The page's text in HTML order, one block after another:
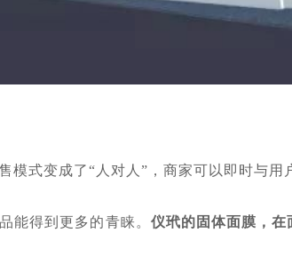
模式变成了“人对人”，商家可以即时与
能得到更多的青睐。 仪玳的固体面膜，在